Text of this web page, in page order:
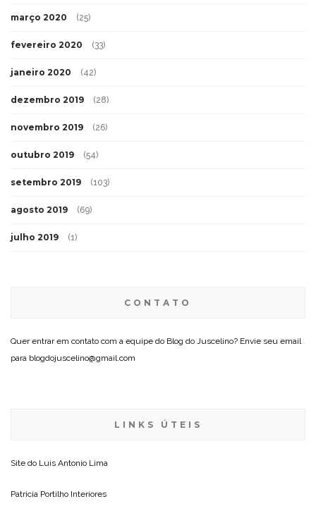
março 2020 (25)
fevereiro 2020 (33)
janeiro 2020 (42)
dezembro 2019 (28)
novembro 2019 (26)
outubro 2019 (54)
setembro 2019 (103)
agosto 2019 (69)
julho 2019 (1)
CONTATO
Quer entrar em contato com a equipe do Blog do Juscelino? Envie seu email
para blogdojuscelino@gmail.com
LINKS ÚTEIS
Site do Luis Antonio Lima
Patricia Portilho Interiores